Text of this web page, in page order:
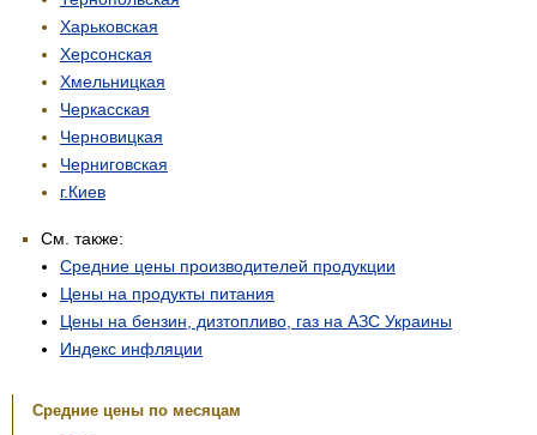
Харьковская
Херсонская
Хмельницкая
Черкасская
Черновицкая
Черниговская
г.Киев
См. также:
Средние цены производителей продукции
Цены на продукты питания
Цены на бензин, дизтопливо, газ на АЗС Украины
Индекс инфляции
Средние цены по месяцам